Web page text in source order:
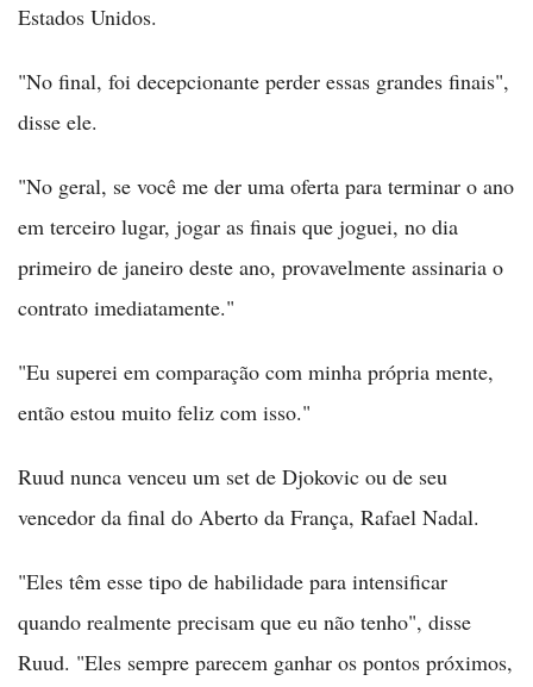
Estados Unidos.
"No final, foi decepcionante perder essas grandes finais",
disse ele.
"No geral, se você me der uma oferta para terminar o ano
em terceiro lugar, jogar as finais que joguei, no dia
primeiro de janeiro deste ano, provavelmente assinaria o
contrato imediatamente."
"Eu superei em comparação com minha própria mente,
então estou muito feliz com isso."
Ruud nunca venceu um set de Djokovic ou de seu
vencedor da final do Aberto da França, Rafael Nadal.
"Eles têm esse tipo de habilidade para intensificar
quando realmente precisam que eu não tenho", disse
Ruud. "Eles sempre parecem ganhar os pontos próximos,